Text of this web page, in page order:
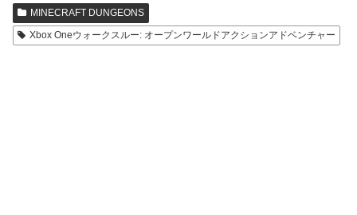
MINECRAFT DUNGEONS
Xbox Oneウォークスルー: オープンワールドアクションアドベンチャー